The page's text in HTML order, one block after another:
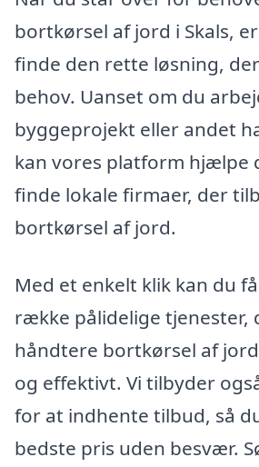
bortkørsel af jord i Skals,
finde den rette løsning,
behov. Uanset om du
byggeprojekt eller andet
kan vores platform hjælpe
finde lokale firmaer, der
bortkørsel af jord.
Med et enkelt klik kan du
række pålidelige tjenester,
håndtere bortkørsel af
og effektivt. Vi tilbyder
for at indhente tilbud, så
bedste pris uden besvær.